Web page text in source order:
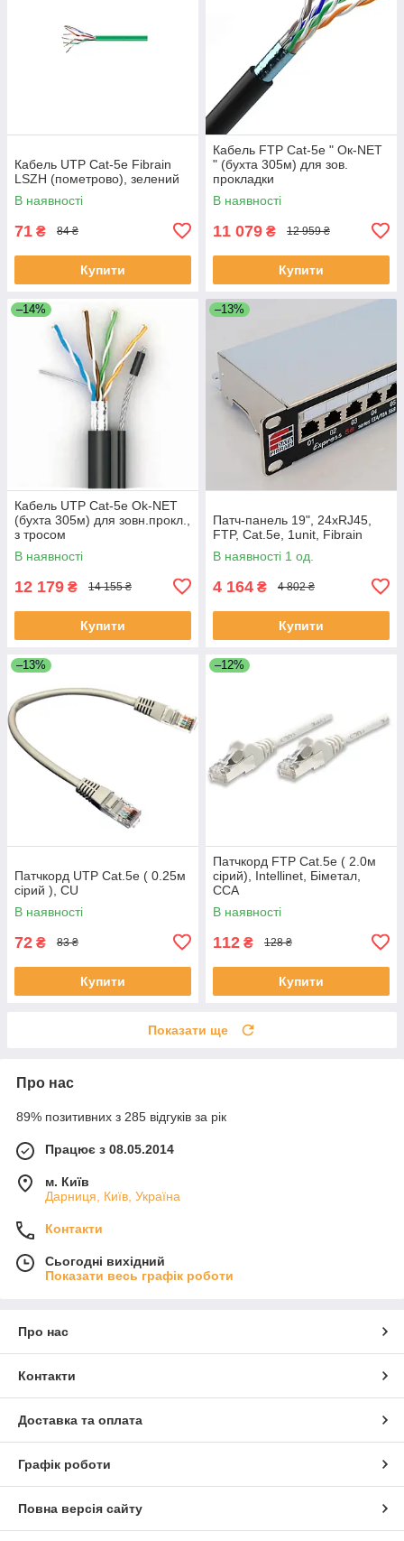
Кабель UTP Cat-5e Fibrain
LSZH (пометрово), зелений
В наявності
71 ₴ 84 ₴
Купити
Кабель FTP Cat-5е " Ок-NET
" (бухта 305м) для зов.
прокладки
В наявності
11 079 ₴ 12 959 ₴
Купити
–14%
Кабель UTP Cat-5e Ok-NET
(бухта 305м) для зовн.прокл.,
з тросом
В наявності
12 179 ₴ 14 155 ₴
Купити
–13%
Патч-панель 19", 24xRJ45,
FTP, Cat.5e, 1unit, Fibrain
В наявності 1 од.
4 164 ₴ 4 802 ₴
Купити
–13%
Патчкорд UTP Cat.5e ( 0.25м
сірий ), CU
В наявності
72 ₴ 83 ₴
Купити
–12%
Патчкорд FTP Cat.5e ( 2.0м
сірий), Intellinet, Біметал,
ССА
В наявності
112 ₴ 128 ₴
Купити
Показати ще
Про нас
89% позитивних з 285 відгуків за рік
Працює з 08.05.2014
м. Київ
Дарниця, Київ, Україна
Контакти
Сьогодні вихідний
Показати весь графік роботи
Про нас
Контакти
Доставка та оплата
Графік роботи
Повна версія сайту